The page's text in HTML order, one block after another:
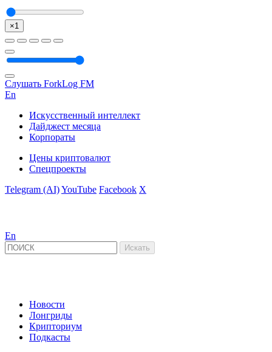
×1
Слушать ForkLog FM
En
Искусственный интеллект
Дайджест месяца
Корпораты
Цены криптовалют
Спецпроекты
Telegram (AI)YouTube Facebook X
En
Новости
Лонгриды
Крипториум
Подкасты